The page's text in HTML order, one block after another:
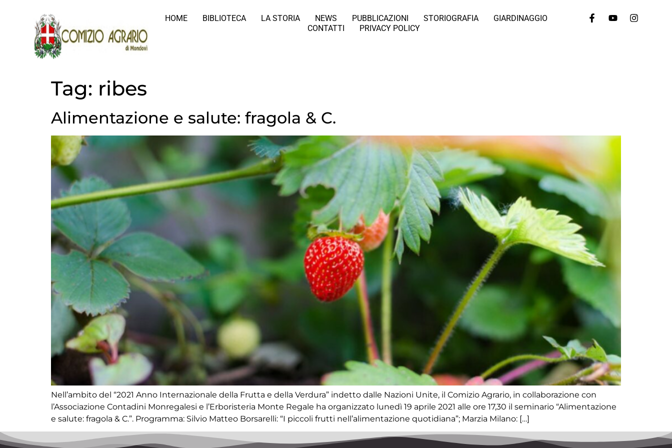
HOME BIBLIOTECA LA STORIA NEWS PUBBLICAZIONI STORIOGRAFIA
GIARDINAGGIO
CONTATTI
PRIVACY POLICY
Tag: ribes
Alimentazione e salute: fragola & C.
Nell’ambito del “2021 Anno Internazionale della Frutta e della Verdura” indetto dalle Nazioni Unite, il Comizio Agrario, in collaborazione con
l’Associazione Contadini Monregalesi e l’Erboristeria Monte Regale ha organizzato lunedì 19 aprile 2021 alle ore 17,30 il seminario “Alimentazione
e salute: fragola & C.”. Programma: Silvio Matteo Borsarelli: “I piccoli frutti nell’alimentazione quotidiana”; Marzia Milano: […]